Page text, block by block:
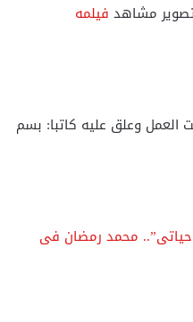
مشاهد فيلمه
وعلق عليه كاتبا: بسم
حياتى”.. محمد رمضان فى